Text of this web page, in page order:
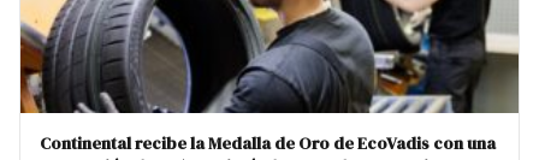
Continental recibe la Medalla de Oro de EcoVadis con una